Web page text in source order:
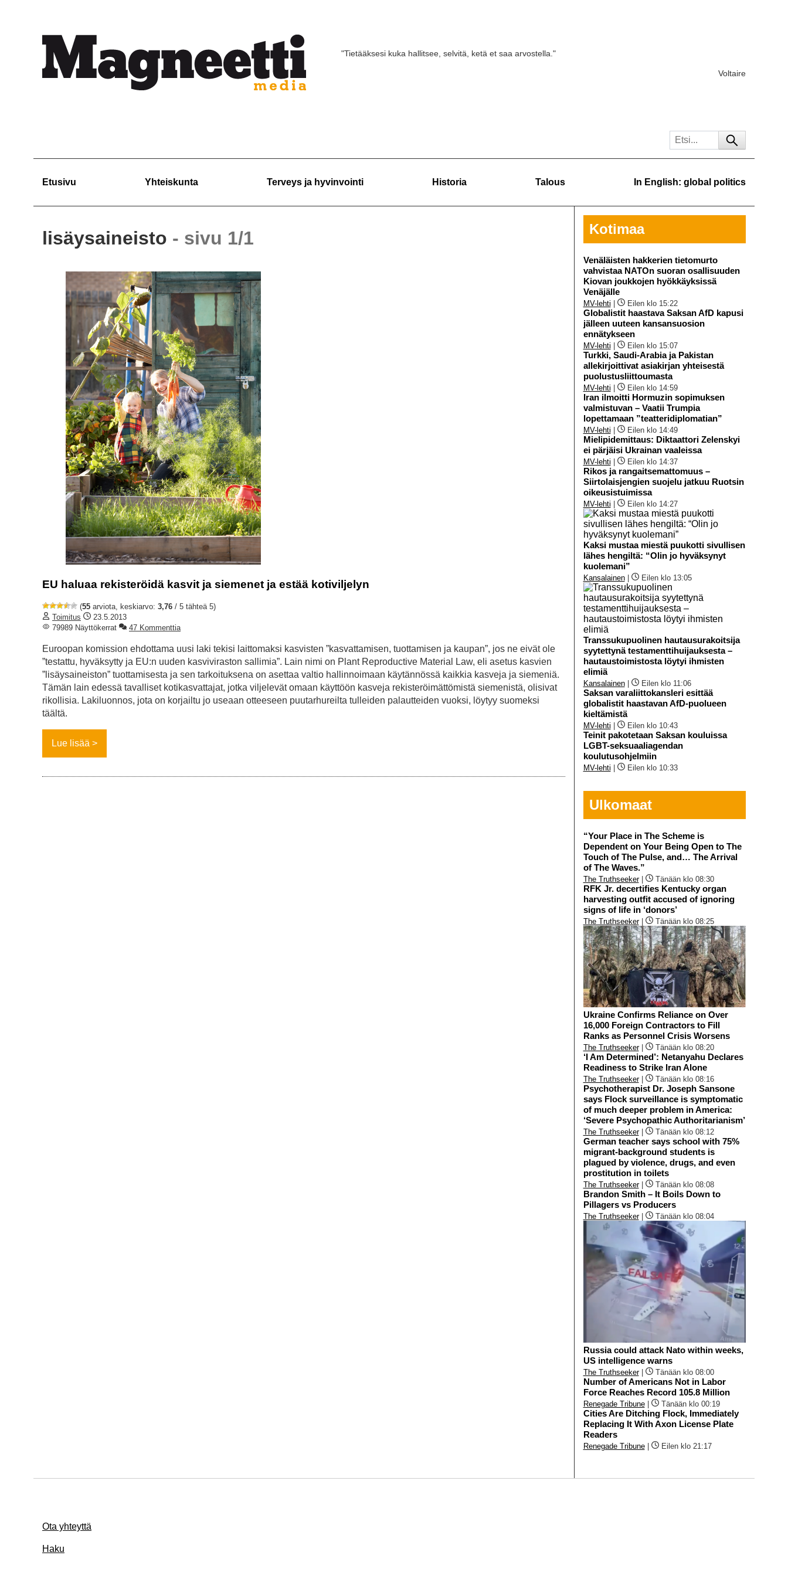
"Tietääksesi kuka hallitsee, selvitä, ketä et saa arvostella."
Voltaire
Etusivu Yhteiskunta Terveys ja hyvinvointi Historia Talous In English: global politics
lisäysaineisto - sivu 1/1
EU haluaa rekisteröidä kasvit ja siemenet ja estää kotiviljelyn
(55 arviota, keskiarvo: 3,76 / 5 tähteä 5)
Toimitus
23.5.2013
79989 Näyttökerrat
47 Kommenttia
Euroopan komission ehdottama uusi laki tekisi laittomaksi kasvisten ”kasvattamisen, tuottamisen ja kaupan”, jos ne eivät ole
”testattu, hyväksytty ja EU:n uuden kasviviraston sallimia”. Lain nimi on Plant Reproductive Material Law, eli asetus kasvien
”lisäysaineiston” tuottamisesta ja sen tarkoituksena on asettaa valtio hallinnoimaan käytännössä kaikkia kasveja ja siemeniä.
Tämän lain edessä tavalliset kotikasvattajat, jotka viljelevät omaan käyttöön kasveja rekisteröimättömistä siemenistä, olisivat
rikollisia. Lakiluonnos, jota on korjailtu jo useaan otteeseen puutarhureilta tulleiden palautteiden vuoksi, löytyy suomeksi
täältä.
Lue lisää
Kotimaa
Venäläisten hakkerien tietomurto
vahvistaa NATOn suoran osallisuuden
Kiovan joukkojen hyökkäyksissä
Venäjälle
MV-lehti Eilen klo 15:22
Globalistit haastava Saksan AfD kapusi
jälleen uuteen kansansuosion
ennätykseen
MV-lehti Eilen klo 15:07
Turkki, Saudi-Arabia ja Pakistan
allekirjoittivat asiakirjan yhteisestä
puolustusliittoumasta
MV-lehti Eilen klo 14:59
Iran ilmoitti Hormuzin sopimuksen
valmistuvan – Vaatii Trumpia
lopettamaan ”teatteridiplomatian”
MV-lehti Eilen klo 14:49
Mielipidemittaus: Diktaattori Zelenskyi
ei pärjäisi Ukrainan vaaleissa
MV-lehti Eilen klo 14:37
Rikos ja rangaitsemattomuus –
Siirtolaisjengien suojelu jatkuu Ruotsin
oikeusistuimissa
MV-lehti Eilen klo 14:27
Kaksi mustaa miestä puukotti sivullisen
lähes hengiltä: “Olin jo hyväksynyt
kuolemani”
Kansalainen| Eilen klo 13:05
Transsukupuolinen hautausurakoitsija
syytettynä testamenttihuijauksesta –
hautaustoimistosta löytyi ihmisten
elimiä
Kansalainen| Eilen klo 11:06
Saksan varaliittokansleri esittää
globalistit haastavan AfD-puolueen
kieltämistä
MV-lehti Eilen klo 10:43
Teinit pakotetaan Saksan kouluissa
LGBT-seksuaaliagendan
koulutusohjelmiin
MV-lehti Eilen klo 10:33
Ulkomaat
“Your Place in The Scheme is
Dependent on Your Being Open to The
Touch of The Pulse, and… The Arrival
of The Waves.”
The Truthseeker| Tänään klo 08:30
RFK Jr. decertifies Kentucky organ
harvesting outfit accused of ignoring
signs of life in ‘donors’
The Truthseeker| Tänään klo 08:25
Ukraine Confirms Reliance on Over
16,000 Foreign Contractors to Fill
Ranks as Personnel Crisis Worsens
The Truthseeker| Tänään klo 08:20
‘I Am Determined’: Netanyahu Declares
Readiness to Strike Iran Alone
The Truthseeker| Tänään klo 08:16
Psychotherapist Dr. Joseph Sansone
says Flock surveillance is symptomatic
of much deeper problem in America:
‘Severe Psychopathic Authoritarianism’
The Truthseeker| Tänään klo 08:12
German teacher says school with 75%
migrant-background students is
plagued by violence, drugs, and even
prostitution in toilets
The Truthseeker| Tänään klo 08:08
Brandon Smith – It Boils Down to
Pillagers vs Producers
The Truthseeker| Tänään klo 08:04
Russia could attack Nato within weeks,
US intelligence warns
The Truthseeker| Tänään klo 08:00
Number of Americans Not in Labor
Force Reaches Record 105.8 Million
Renegade Tribune| Tänään klo 00:19
Cities Are Ditching Flock, Immediately
Replacing It With Axon License Plate
Readers
Renegade Tribune| Eilen klo 21:17
Ota yhteyttä
Haku